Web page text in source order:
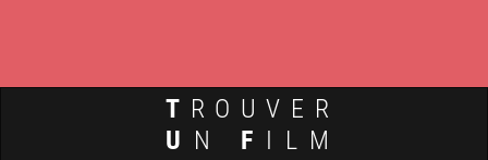
T ROUVER
U N F ILM